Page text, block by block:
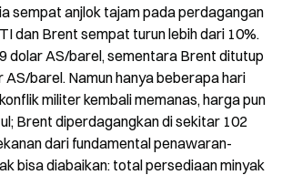
sempat anjlok tajam pada perdagangan
dan Brent sempat turun lebih dari 10%.
dolar AS/barel, sementara Brent ditutup
AS/barel. Namun hanya beberapa hari
militer kembali memanas, harga pun
Brent diperdagangkan di sekitar 102
dari fundamental penawaran-
bisa diabaikan: total persediaan minyak